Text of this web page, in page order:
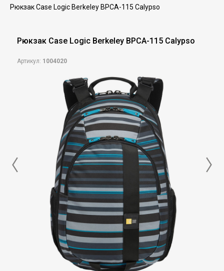
Рюкзак Case Logic Berkeley BPCA-115 Calypso
Рюкзак Case Logic Berkeley BPCA-115 Calypso
Артикул: 1004020